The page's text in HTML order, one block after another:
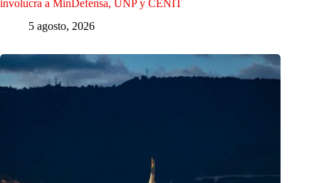
involucra a MinDefensa, UNP y CENIT
5 agosto, 2026